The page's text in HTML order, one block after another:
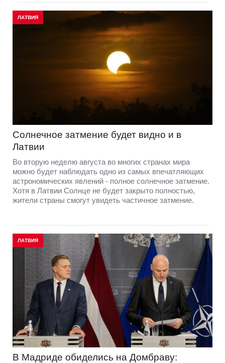
ЛАТВИЯ
Солнечное затмение будет видно и в
Латвии
Во вторую неделю августа во многих странах мира
можно будет наблюдать одно из самых впечатляющих
астрономических явлений - полное солнечное затмение.
Хотя в Латвии Солнце не будет закрыто полностью,
жители страны смогут увидеть частичное затмение.
ЛАТВИЯ
В Мадриде обиделись на Домбраву: